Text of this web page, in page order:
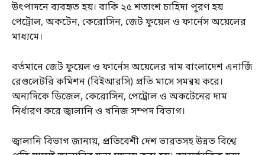
উৎপাদনে ব্যবহৃত হয়। বাকি ২৫ শতাংশ চাহিদা পূরণ হয়
পেট্রোল, অকটেন, কেরোসিন, জেট ফুয়েল ও ফার্নেস অয়েলের
মাধ্যমে।
বর্তমানে জেট ফুয়েল ও ফার্নেস অয়েলের দাম বাংলাদেশ এনার্জি
রেগুলেটরি কমিশন (বিইআরসি) প্রতি মাসে সমন্বয় করে।
অন্যদিকে ডিজেল, কেরোসিন, পেট্রোল ও অকটেনের দাম
নির্ধারণ করে জ্বালানি ও খনিজ সম্পদ বিভাগ।
জ্বালানি বিভাগ জানায়, প্রতিবেশী দেশ ভারতসহ উন্নত বিশ্বে